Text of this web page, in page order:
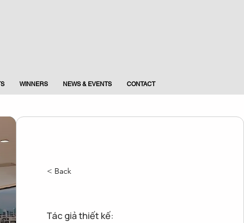
WINNERS NEWS & EVENTS CONTACT
< Back
Tác giả thiết kế: